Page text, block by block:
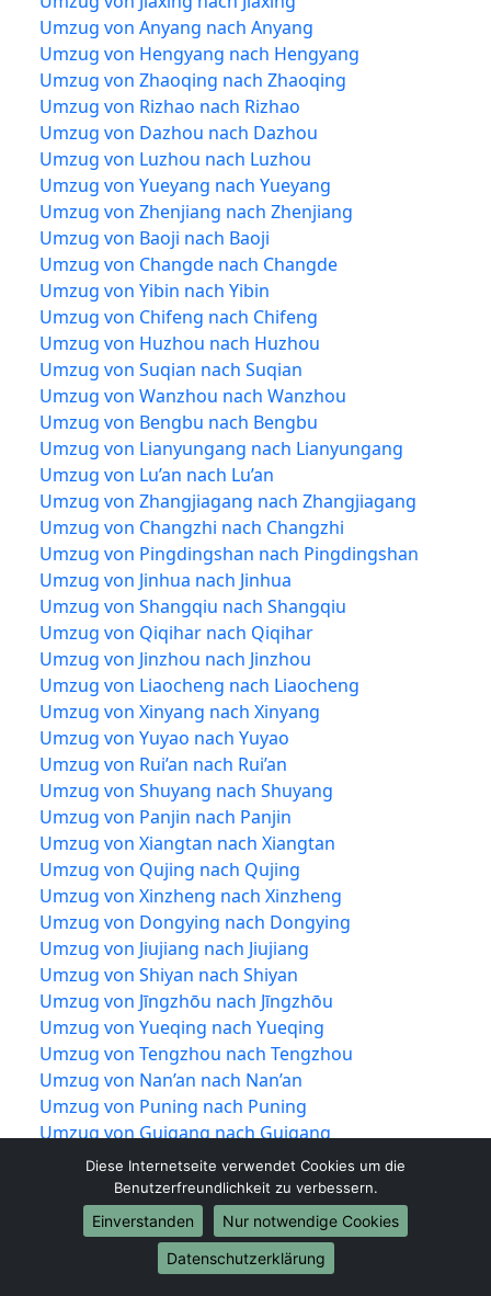
Umzug von Anyang nach Anyang
Umzug von Hengyang nach Hengyang
Umzug von Zhaoqing nach Zhaoqing
Umzug von Rizhao nach Rizhao
Umzug von Dazhou nach Dazhou
Umzug von Luzhou nach Luzhou
Umzug von Yueyang nach Yueyang
Umzug von Zhenjiang nach Zhenjiang
Umzug von Baoji nach Baoji
Umzug von Changde nach Changde
Umzug von Yibin nach Yibin
Umzug von Chifeng nach Chifeng
Umzug von Huzhou nach Huzhou
Umzug von Suqian nach Suqian
Umzug von Wanzhou nach Wanzhou
Umzug von Bengbu nach Bengbu
Umzug von Lianyungang nach Lianyungang
Umzug von Lu’an nach Lu’an
Umzug von Zhangjiagang nach Zhangjiagang
Umzug von Changzhi nach Changzhi
Umzug von Pingdingshan nach Pingdingshan
Umzug von Jinhua nach Jinhua
Umzug von Shangqiu nach Shangqiu
Umzug von Qiqihar nach Qiqihar
Umzug von Jinzhou nach Jinzhou
Umzug von Liaocheng nach Liaocheng
Umzug von Xinyang nach Xinyang
Umzug von Yuyao nach Yuyao
Umzug von Rui’an nach Rui’an
Umzug von Shuyang nach Shuyang
Umzug von Panjin nach Panjin
Umzug von Xiangtan nach Xiangtan
Umzug von Qujing nach Qujing
Umzug von Xinzheng nach Xinzheng
Umzug von Dongying nach Dongying
Umzug von Jiujiang nach Jiujiang
Umzug von Shiyan nach Shiyan
Umzug von Jīngzhōu nach Jīngzhōu
Umzug von Yueqing nach Yueqing
Umzug von Tengzhou nach Tengzhou
Umzug von Nan’an nach Nan’an
Umzug von Puning nach Puning
Umzug von Guigang nach Guigang
Umzug von Wenling nach Wenling
Umzug von Suzhou nach Suzhou
Umzug von Yixing nach Yixing
Umzug von Lángfāng nach Lángfāng
Umzug von Liuyang nach Liuyang
Diese Internetseite verwendet Cookies um die
Benutzerfreundlichkeit zu verbessern.
Einverstanden
Nur notwendige Cookies
Datenschutzerklärung